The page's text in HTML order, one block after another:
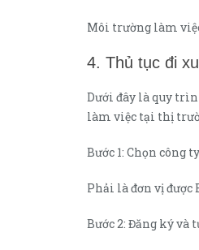
Môi trường làm
4. Thủ tục đi
Dưới đây là quy
làm việc tại thị
Bước 1: Chọn công
Phải là đơn vị được
Bước 2: Đăng ký và